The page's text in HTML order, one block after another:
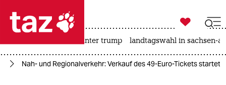
 taz zahl ich
taz zahl ich

taz zahl ich
usa unter trump landtagswahl in sachsen-
Nah- und Regionalverkehr: Verkauf des 49-Euro-Tickets startet